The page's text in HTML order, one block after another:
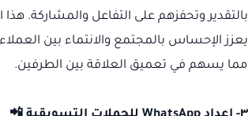
بالتقدير وتحفزهم على التفاعل والمشاركة.
يعزز الإحساس بالمجتمع والانتماء بين العملاء
مما يسهم في تعميق العلاقة بين الطرفين.